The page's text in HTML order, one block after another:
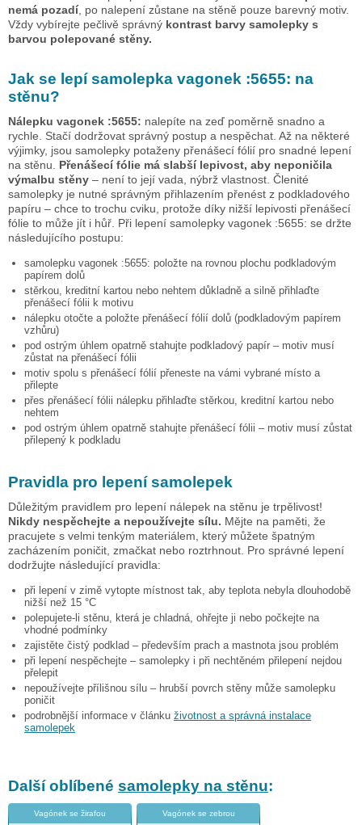
nemá pozadí, po nalepení zůstane na stěně pouze barevný motiv.
Vždy vybírejte pečlivě správný kontrast barvy samolepky s
barvou polepované stěny.
Jak se lepí samolepka vagonek :5655: na
stěnu?
Nálepku vagonek :5655: nalepíte na zeď poměrně snadno a
rychle. Stačí dodržovat správný postup a nespěchat. Až na některé
výjimky, jsou samolepky potaženy přenášecí fólií pro snadné lepení
na stěnu. Přenášecí fólie má slabší lepivost, aby neponičila
výmalbu stěny – není to její vada, nýbrž vlastnost. Členité
samolepky je nutné správným přihlazením přenést z podkladového
papíru – chce to trochu cviku, protože díky nižší lepivosti přenášecí
fólie to může jít i hůř. Při lepení samolepky vagonek :5655: se držte
následujícího postupu:
samolepku vagonek :5655: položte na rovnou plochu podkladovým
papírem dolů
stěrkou, kreditní kartou nebo nehtem důkladně a silně přihlaďte
přenášecí fólii k motivu
nálepku otočte a položte přenášecí fólií dolů (podkladovým papírem
vzhůru)
pod ostrým úhlem opatrně stahujte podkladový papír – motiv musí
zůstat na přenášecí fólii
motiv spolu s přenášecí fólií přeneste na vámi vybrané místo a
přilepte
přes přenášecí fólii nálepku přihlaďte stěrkou, kreditní kartou nebo
nehtem
pod ostrým úhlem opatrně stahujte přenášecí fólii – motiv musí zůstat
přilepený k podkladu
Pravidla pro lepení samolepek
Důležitým pravidlem pro lepení nálepek na stěnu je trpělivost!
Nikdy nespěchejte a nepoužívejte sílu. Mějte na paměti, že
pracujete s velmi tenkým materiálem, který můžete špatným
zacházením poničit, zmačkat nebo roztrhnout. Pro správné lepení
dodržujte následující pravidla:
při lepení v zimě vytopte místnost tak, aby teplota nebyla dlouhodobě
nižší než 15 °C
polepujete-li stěnu, která je chladná, ohřejte ji nebo počkejte na
vhodné podmínky
zajistěte čistý podklad – především prach a mastnota jsou problém
při lepení nespěchejte – samolepky i při nechtěném přilepení nejdou
přelepit
nepoužívejte přílišnou sílu – hrubší povrch stěny může samolepku
poničit
podrobnější informace v článku životnost a správná instalace
samolepek
Další oblíbené samolepky na stěnu:
Vagónek se žirafou Vagónek se zebrou